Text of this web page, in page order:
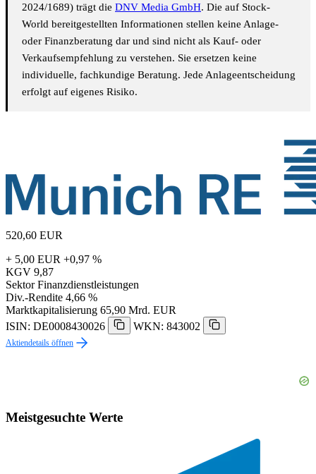
2024/1689) trägt die DNV Media GmbH. Die auf Stock-
World bereitgestellten Informationen stellen keine Anlage-
oder Finanzberatung dar und sind nicht als Kauf- oder
Verkaufsempfehlung zu verstehen. Sie ersetzen keine
individuelle, fachkundige Beratung. Jede Anlageentscheidung
erfolgt auf eigenes Risiko.
520,60 EUR
+ 5,00 EUR +0,97 %
KGV 9,87
Sektor Finanzdienstleistungen
Div.-Rendite 4,66 %
Marktkapitalisierung 65,90 Mrd. EUR
ISIN: DE0008430026
WKN: 843002
Aktiendetails öffnen
Meistgesuchte Werte